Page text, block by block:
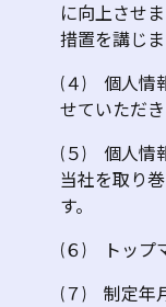
に向上させ
措置を講じま
(４) 個人情
せていただき
(５) 個人情
当社を取り
す。
(６) トップ
(７) 制定年